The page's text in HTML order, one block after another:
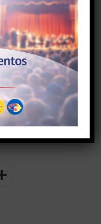
#torrevieja